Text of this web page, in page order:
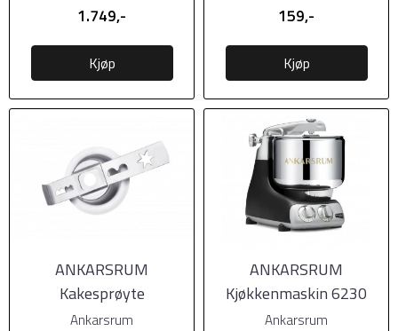
1.749,-
Kjøp
159,-
Kjøp
ANKARSRUM
Kakesprøyte
Ankarsrum
ANKARSRUM
Kjøkkenmaskin 6230
Black (Svart matt)
Ankarsrum